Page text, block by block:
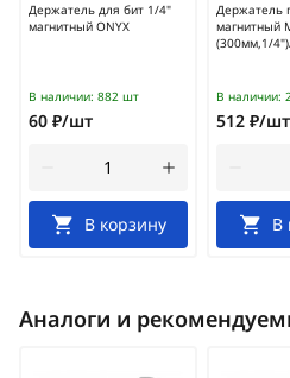
Держатель для бит 1/4"
магнитный ONYX
В наличии: 882 шт
60 ₽/шт
В корзину
Держатель
магнитный
(300мм,1/
В наличии:
512 ₽/шт
В
Аналоги и